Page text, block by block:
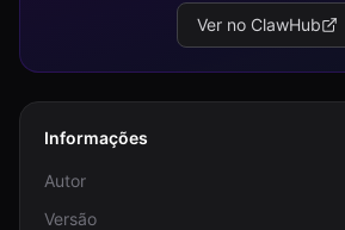
Ver no ClawHub
Informações
Autor
Versão